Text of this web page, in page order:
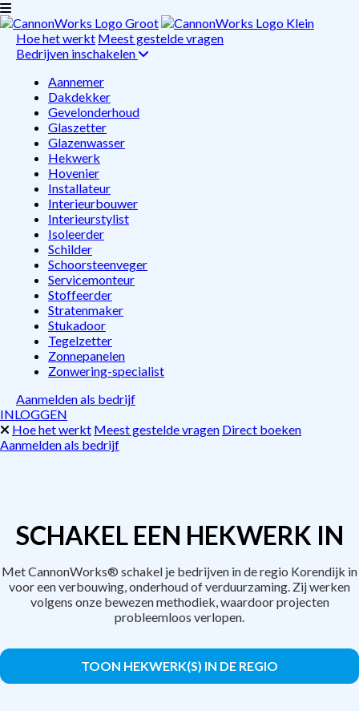
Hoe het werkt Meest gestelde vragen
Bedrijven inschakelen
Aannemer
Dakdekker
Gevelonderhoud
Glaszetter
Glazenwasser
Hekwerk
Hovenier
Installateur
Interieurbouwer
Interieurstylist
Isoleerder
Schilder
Schoorsteenveger
Servicemonteur
Stoffeerder
Stratenmaker
Stukadoor
Tegelzetter
Zonnepanelen
Zonwering-specialist
Aanmelden als bedrijf
INLOGGEN
Hoe het werkt Meest gestelde vragen Direct boeken
Aanmelden als bedrijf
SCHAKEL EEN HEKWERK IN
Met CannonWorks® schakel je bedrijven in de regio Korendijk in
voor een verbouwing, onderhoud of verduurzaming. Zij werken
volgens onze bewezen methodiek, waardoor projecten
probleemloos verlopen.
TOON HEKWERK(S) IN DE REGIO